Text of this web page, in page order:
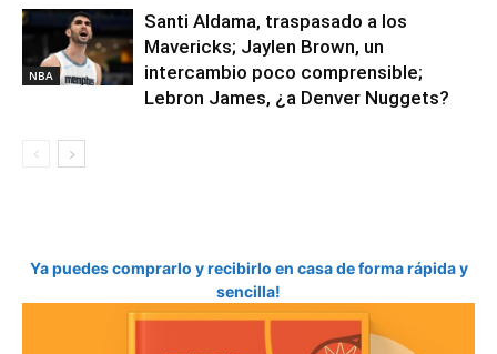
NBA
Santi Aldama, traspasado a los
Mavericks; Jaylen Brown, un
intercambio poco comprensible;
Lebron James, ¿a Denver Nuggets?
Ya puedes comprarlo y recibirlo en casa de forma rápida y
sencilla!